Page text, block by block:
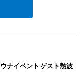
ナイベント ゲスト熱波